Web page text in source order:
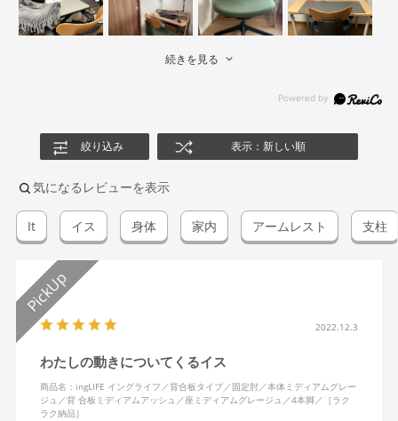
続きを見る
絞り込み 表示：新しい順
気になるレビューを表示
It イス 身体 家内 アームレスト 支柱
2022.12.3
わたしの動きについてくるイス
商品名：ingLIFE イングライフ／背合板タイプ／固定肘／本体ミディアムグレー
ジュ／背 合板ミディアムアッシュ／座ミディアムグレージュ／4本脚／［ラク
ラク納品］